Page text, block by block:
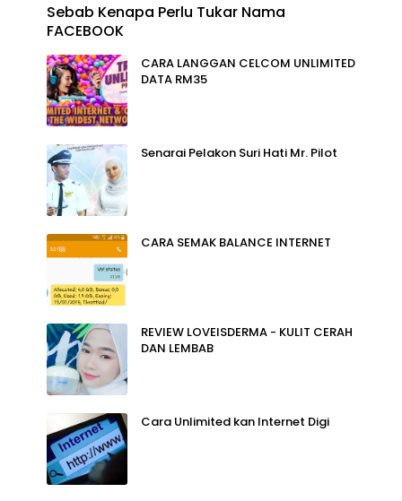
Sebab Kenapa Perlu Tukar Nama
FACEBOOK
CARA LANGGAN CELCOM UNLIMITED
DATA RM35
Senarai Pelakon Suri Hati Mr. Pilot
CARA SEMAK BALANCE INTERNET
REVIEW LOVEISDERMA - KULIT CERAH
DAN LEMBAB
Cara Unlimited kan Internet Digi